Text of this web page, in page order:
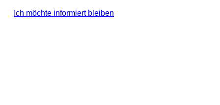
Ich möchte informiert bleiben